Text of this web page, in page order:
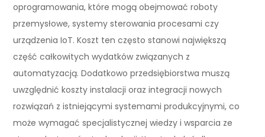
oprogramowania, które mogą obejmować roboty
przemysłowe, systemy sterowania procesami czy
urządzenia IoT. Koszt ten często stanowi największą
część całkowitych wydatków związanych z
automatyzacją. Dodatkowo przedsiębiorstwa muszą
uwzględnić koszty instalacji oraz integracji nowych
rozwiązań z istniejącymi systemami produkcyjnymi, co
może wymagać specjalistycznej wiedzy i wsparcia ze